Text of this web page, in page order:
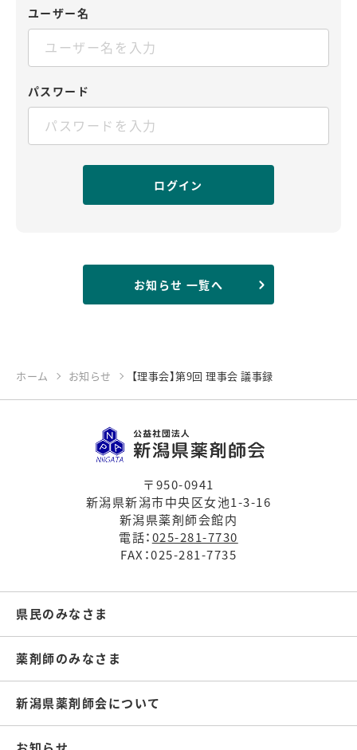
ユーザー名
パスワード
お知らせ 一覧へ
ホーム お知らせ 【理事会】第9回 理事会 議事録
〒950-0941
新潟県新潟市中央区女池1-3-16
新潟県薬剤師会館内
電話：025-281-7730
FAX：025-281-7735
県民のみなさま
薬剤師のみなさま
新潟県薬剤師会について